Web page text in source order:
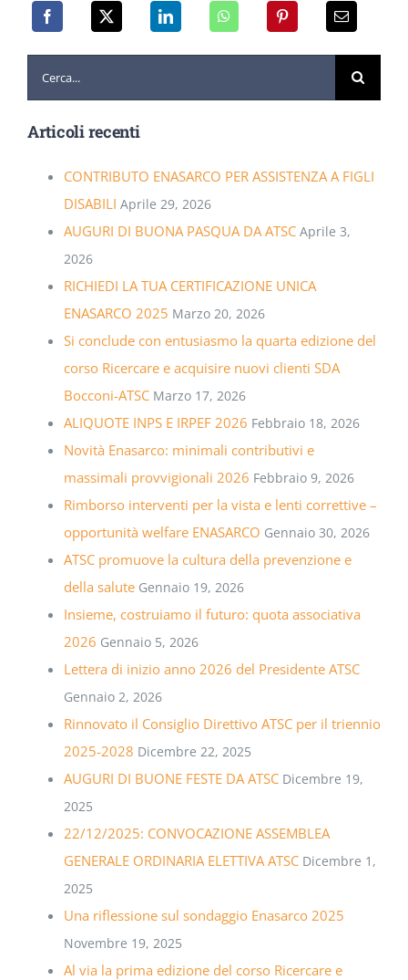
Articoli recenti
CONTRIBUTO ENASARCO PER ASSISTENZA A FIGLI
DISABILI Aprile 29, 2026
AUGURI DI BUONA PASQUA DA ATSC Aprile 3,
2026
RICHIEDI LA TUA CERTIFICAZIONE UNICA
ENASARCO 2025 Marzo 20, 2026
Si conclude con entusiasmo la quarta edizione del
corso Ricercare e acquisire nuovi clienti SDA
Bocconi-ATSC Marzo 17, 2026
ALIQUOTE INPS E IRPEF 2026 Febbraio 18, 2026
Novità Enasarco: minimali contributivi e
massimali provvigionali 2026 Febbraio 9, 2026
Rimborso interventi per la vista e lenti correttive –
opportunità welfare ENASARCO Gennaio 30, 2026
ATSC promuove la cultura della prevenzione e
della salute Gennaio 19, 2026
Insieme, costruiamo il futuro: quota associativa
2026 Gennaio 5, 2026
Lettera di inizio anno 2026 del Presidente ATSC
Gennaio 2, 2026
Rinnovato il Consiglio Direttivo ATSC per il triennio
2025-2028 Dicembre 22, 2025
AUGURI DI BUONE FESTE DA ATSC Dicembre 19,
2025
22/12/2025: CONVOCAZIONE ASSEMBLEA
GENERALE ORDINARIA ELETTIVA ATSC Dicembre 1,
2025
Una riflessione sul sondaggio Enasarco 2025
Novembre 19, 2025
Al via la prima edizione del corso Ricercare e